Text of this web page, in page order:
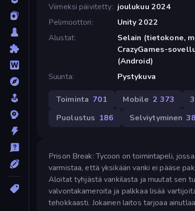
Viimeksi päivitetty joulukuu 2024
Pelimoottori
Unity 2022
Alustat
Selain (tietokone,
CrazyGames-
(Android)
Suunta
Pystykuva
Toiminta 701 Mobile 2 373
Puolustus 186 Selviytyminen
Prison Break: Tycoon on toimintapeli,
varmistaa, että yksikään vanki ei pääse
Aloitat tyhjästä vankilasta ja muutat sen
valvontakameroita ja palkkaa lisää
tehokkaasti. Jokainen laitos tarjoaa